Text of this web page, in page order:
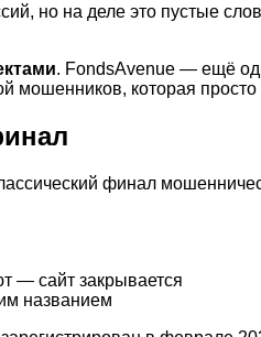
но на деле это пустые
. FondsAvenue — ещё
мошенников, которая просто
финал
— сайт закрывается
названием